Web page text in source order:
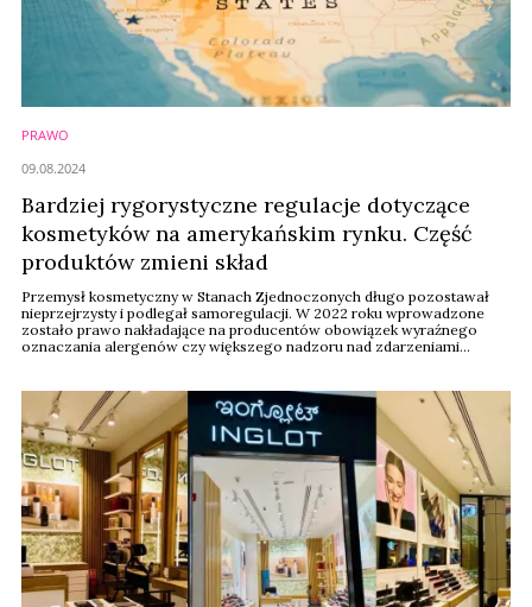
PRAWO
Bardziej rygorystyczne regulacje dotyczące
kosmetyków na amerykańskim rynku. Część
produktów zmieni skład
Przemysł kosmetyczny w Stanach Zjednoczonych długo pozostawał
nieprzejrzysty i podlegał samoregulacji. W 2022 roku wprowadzone
zostało prawo nakładające na producentów obowiązek wyraźnego
oznaczania alergenów czy większego nadzoru nad zdarzeniami
09.08.2024